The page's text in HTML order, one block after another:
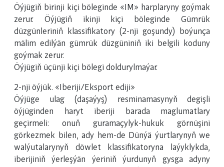
Öýjügiň birinji kiçi böleginde «IM» harplaryny goýmak
zerur. Öýjügiň ikinji kiçi böleginde Gümrük
düzgünleriniň klassifikatory (2-nji goşundy) boýunça
mälim edilýän gümrük düzgüniniň iki belgili koduny
goýmak zerur.
Öýjügiň üçünji kiçi bölegi doldurylmaýar.
2-nji öýjük. «Iberiji/Eksport ediji»
Öýjüge ulag (daşaýyş) resminamasynyň degişli
öýjüginden haryt iberiji barada maglumatlary
geçirmeli: onuň guramaçylyk-hukuk görnüşini
görkezmek bilen, ady hem-de Dünýä ýurtlarynyň we
walýutalarynyň döwlet klassifikatoryna laýyklykda,
iberijiniň ýerleşýän ýeriniň ýurdunyň gysga adyny